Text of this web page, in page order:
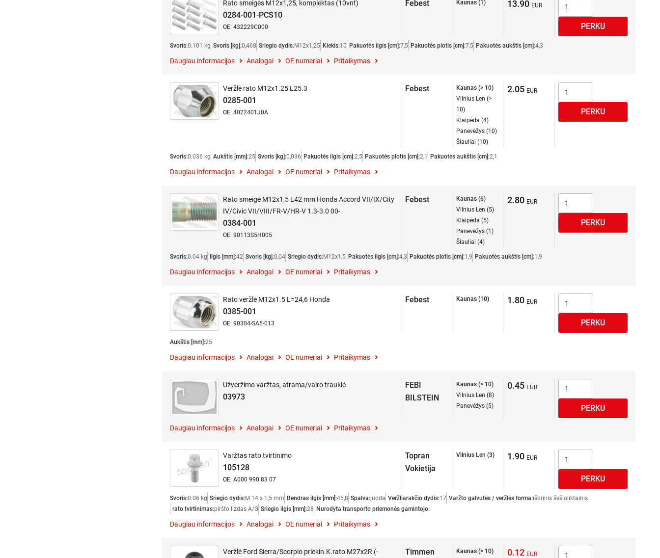
Rato smeigės M12x1,25, komplektas (10vnt)
0284-001-PCS10
OE: 432229C000
Febest Kaunas (1) 13.90
Svoris:0.101 kg Svoris [kg]:0,468 Sriegio dydis:M12x1,25 Kiekis:10 Pakuotės ilgis [cm]:7,5 Pakuotės plotis [cm]:7,5 Pakuotės aukštis [cm]:4,3
Daugiau informacijos Analogai OE numeriai Pritaikymas
Veržlė rato M12x1.25 L25.3
0285-001
OE: 4022401J0A
Febest
Kaunas (> 10)
Vilnius Len (>
10)
Klaipėda (4)
Panevėžys (10)
Šiauliai (10)
2.05
Svoris:0.036 kg Aukštis [mm]:25 Svoris [kg]:0,036 Pakuotės ilgis [cm]:2,5 Pakuotės plotis [cm]:2,1 Pakuotės aukštis [cm]:2,1
Daugiau informacijos Analogai OE numeriai Pritaikymas
Rato smeigė M12x1,5 L42 mm Honda Accord VII/IX/City
IV/Civic VII/VIII/FR-V/HR-V 1.3-3.0 00-
0384-001
OE: 90113S5H005
Febest
Kaunas (6)
Vilnius Len (5)
Klaipėda (5)
Panevėžys (1)
Šiauliai (4)
2.80
Svoris:0.04 kg Ilgis [mm]:42 Svoris [kg]:0,04 Sriegio dydis:M12x1,5 Pakuotės ilgis [cm]:4,3 Pakuotės plotis [cm]:1,9 Pakuotės aukštis [cm]:1,9
Daugiau informacijos Analogai OE numeriai Pritaikymas
Rato veržlė M12x1.5 L=24,6 Honda
0385-001
OE: 90304-SA5-013
Febest Kaunas (10) 1.80
Aukštis [mm]:25
Daugiau informacijos Analogai OE numeriai Pritaikymas
Užveržimo varžtas, atrama/vairo trauklė
03973
FEBI
BILSTEIN
Kaunas (> 10)
Vilnius Len (8)
Panevėžys (5)
0.45
Daugiau informacijos Analogai OE numeriai Pritaikymas
Varžtas rato tvirtinimo
105128
OE: A000 990 83 07
Topran
Vokietija
Vilnius Len (3) 1.90
Svoris:0.06 kg Sriegio dydis:M 14 x 1,5 mm Bendras ilgis [mm]:45,8 Spalva:juoda Veržliarakčio dydis:17 Varžto galvutės / veržlės forma:išorinis šešioliktainis
rato tvirtinimas:piršto lizdas A/G Sriegio ilgis [mm]:28 Nurodyta transporto priemonės gamintojo:
Daugiau informacijos Analogai OE numeriai Pritaikymas
Veržlė Ford Sierra/Scorpio priekin.K.rato M27x2R (-
Timmen Kaunas (> 10) 0.12